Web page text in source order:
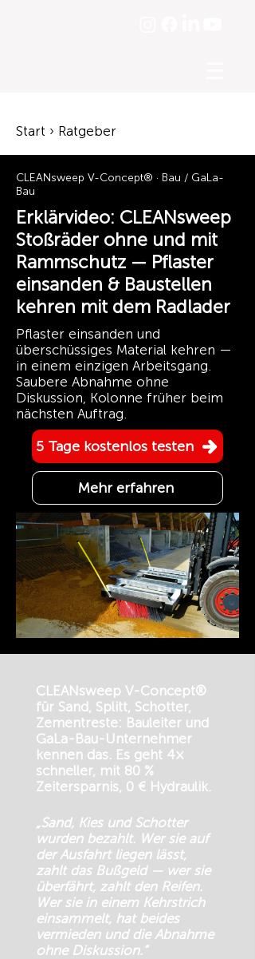
Start › Ratgeber
CLEANsweep V-Concept® · Bau / GaLa-
Bau
Erklärvideo: CLEANsweep
Stoßräder ohne und mit
Rammschutz — Pflaster
einsanden & Baustellen
kehren mit dem Radlader
Pflaster einsanden und
überschüssiges Material kehren —
in einem einzigen Arbeitsgang.
Saubere Abnahme ohne
Diskussion, Kolonne früher beim
nächsten Auftrag.
5 Tage kostenlos testen
Mehr erfahren
CLEANsweep V-Concept®
für Sand, Splitt, Schotter,
Zementreste: Bauleiter und
GaLa-Bau-Unternehmer
kennen das. Es geht 4×
schneller, mit 80 %
Zeitersparnis, 0 € Hydraulik.
„Sand, Kies und Schotter
wurden bezahlt. Wer sie auf
der Ausfahrt liegen lässt,
zahlt das Bußgeld — wer sie
überfährt, zahlt den Reifen.
Wer sie in einem Kehrstrich
einsammelt, hat beides
vermieden und die Abnahme
ohne Diskussion.“